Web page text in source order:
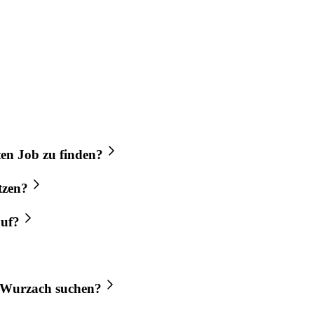
Job zu finden?
suchen?